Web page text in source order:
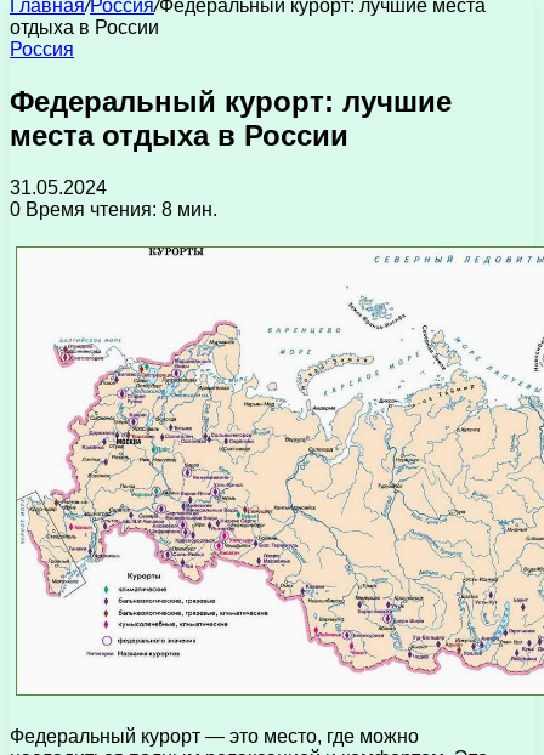
Главная/Россия/Федеральный курорт: лучшие места
отдыха в России
Россия
Федеральный курорт: лучшие
места отдыха в России
31.05.2024
0 Время чтения: 8 мин.
Федеральный курорт — это место, где можно